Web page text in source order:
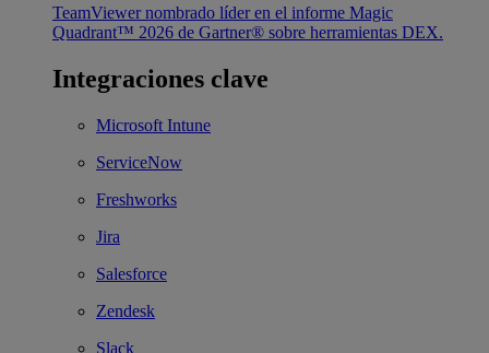
TeamViewer nombrado líder en el informe Magic
Quadrant™ 2026 de Gartner® sobre herramientas DEX.
Integraciones clave
Microsoft Intune
ServiceNow
Freshworks
Jira
Salesforce
Zendesk
Slack